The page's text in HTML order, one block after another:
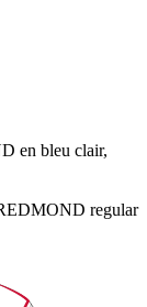
en bleu clair,
regular